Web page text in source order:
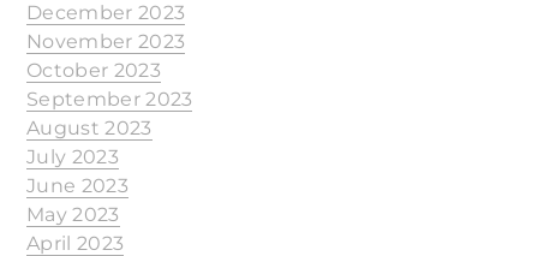
December 2023
November 2023
October 2023
September 2023
August 2023
July 2023
June 2023
May 2023
April 2023